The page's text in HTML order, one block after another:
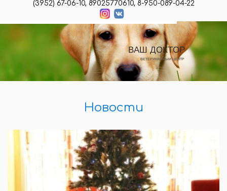
(3952) 67-06-10, 89025770610, 8-950-089-04-22
ВАШ ДОКТОР
ВЕТЕРИНАРНЫЙ ЦЕНТР
Новости